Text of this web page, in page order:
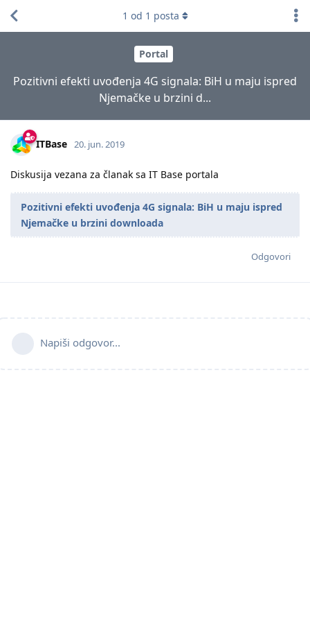
Portal
Pozitivni efekti uvođenja 4G signala: BiH u maju ispred
Njemačke u brzini d...
1 od 1 posta
ITBase 20. jun. 2019
Diskusija vezana za članak sa IT Base portala
Pozitivni efekti uvođenja 4G signala: BiH u maju ispred
Njemačke u brzini downloada
Odgovori
Napiši odgovor...